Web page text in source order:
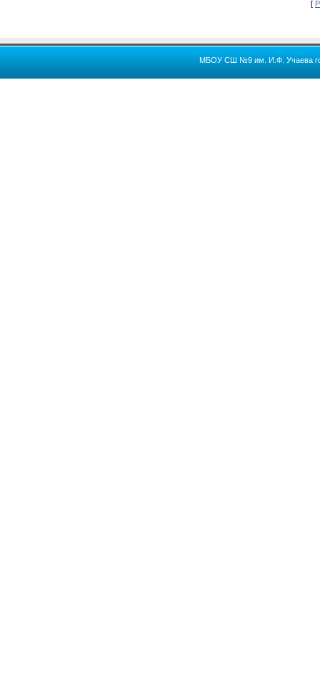
[
МБОУ СШ №9 им. И.Ф. Учаева